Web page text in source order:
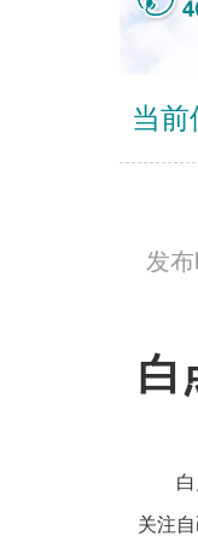
当前
发
白
关注